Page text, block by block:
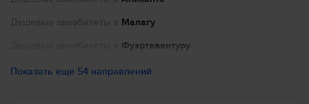
Regional (GCK)
A.P. Hill Aaf (APH)
Alpena County Regional (APN)
W.Post W.Rogers Mem (BRW)
Blair County (AOO)
Дешевые авиабилеты в Малагу
Фуэртевентуру
Дешевые авиабилеты в Париж
Показать ещё 54 направлений